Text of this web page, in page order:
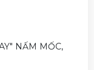
NẤM MỐC,